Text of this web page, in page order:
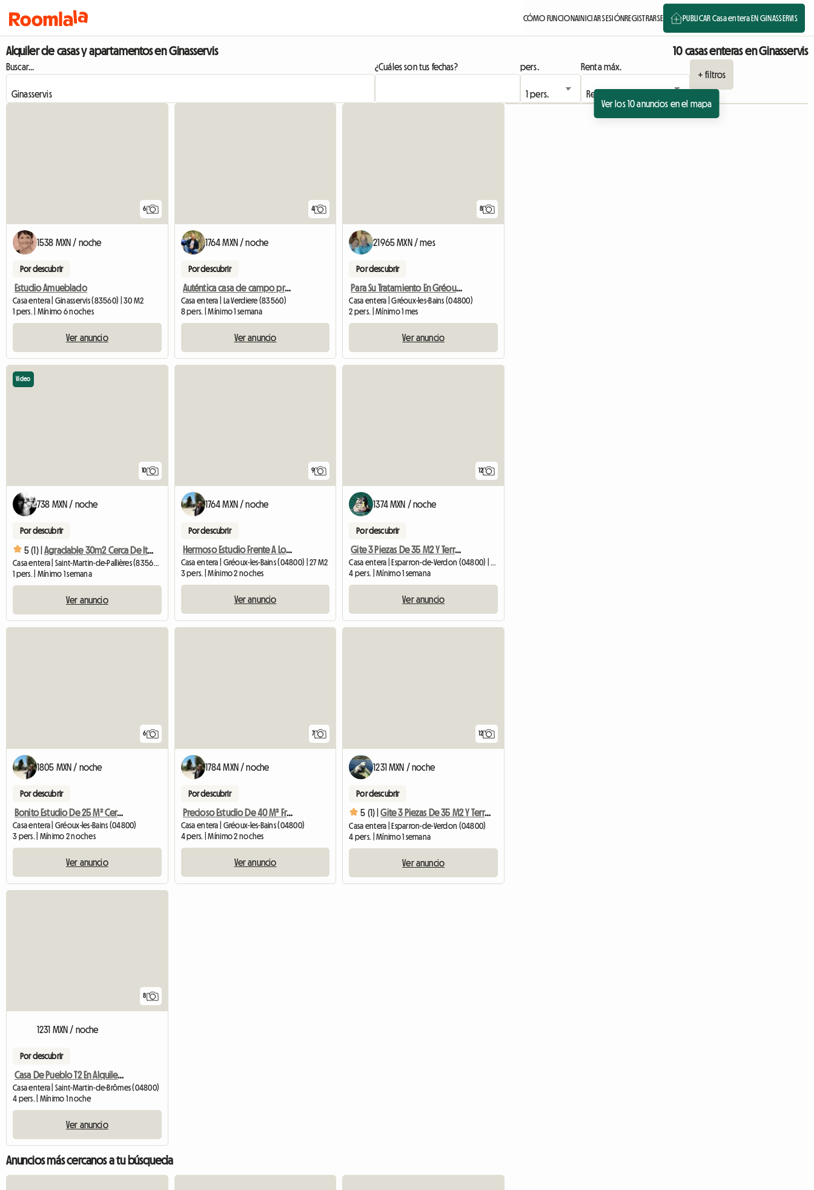
CÓMO FUNCIONAINICIAR SESIÓNREGISTRARSE PUBLICAR Casa entera EN GINASSERVIS
Alquiler de casas y apartamentos en Ginasservis 10 casas enteras en Ginasservis
Buscar... ¿Cuáles son tus fechas? pers.
Renta máx.
+ filtros
Ver los 10 anuncios en el mapa
6
1538 MXN / noche
Por descubrir
Estudio Amueblado
Casa entera | Ginasservis (83560) | 30 M2
1 pers. | Mínimo 6 noches
Ver anuncio
4
1764 MXN / noche
Por descubrir
Auténtica casa de campo provenzal en alquiler
Casa entera | La Verdiere (83560)
8 pers. | Mínimo 1 semana
Ver anuncio
8
21965 MXN / mes
Por descubrir
Para Su Tratamiento En Gréoux Les Bains Cita
Casa entera | Gréoux-les-Bains (04800)
2 pers. | Mínimo 1 mes
Ver anuncio
10
Video
738 MXN / noche
Por descubrir
5 (1) | Agradable 30m2 Cerca De Iter, Gorges Verdon, Saint Maximin
Casa entera | Saint-Martin-de-Pallières (83560) | 30 M2
1 pers. | Mínimo 1 semana
Ver anuncio
9
1764 MXN / noche
Por descubrir
Hermoso Estudio Frente A Los Baños Termales
Casa entera | Gréoux-les-Bains (04800) | 27 M2
3 pers. | Mínimo 2 noches
Ver anuncio
12
1374 MXN / noche
Por descubrir
Gite 3 Piezas De 35 M2 Y Terreno Para 2/4 Personas En El
Casa entera | Esparron-de-Verdon (04800) | 35 M2
4 pers. | Mínimo 1 semana
Ver anuncio
6
1805 MXN / noche
Por descubrir
Bonito Estudio De 25 M² Cerca De Gorges Du Verdon
Casa entera | Gréoux-les-Bains (04800)
3 pers. | Mínimo 2 noches
Ver anuncio
7
1784 MXN / noche
Por descubrir
Precioso Estudio De 40 M² Frente A Las Termas
Casa entera | Gréoux-les-Bains (04800)
4 pers. | Mínimo 2 noches
Ver anuncio
12
1231 MXN / noche
Por descubrir
5 (1) | Gite 3 Piezas De 35 M2 Y Terreno Para 2/4 Personas
Casa entera | Esparron-de-Verdon (04800)
4 pers. | Mínimo 1 semana
Ver anuncio
8
1231 MXN / noche
Por descubrir
Casa De Pueblo T2 En Alquiler A 5 Km De G
Casa entera | Saint-Martin-de-Brômes (04800)
4 pers. | Mínimo 1 noche
Ver anuncio
Anuncios más cercanos a tu búsqueda